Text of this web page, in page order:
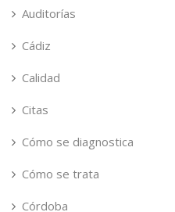
Auditorías
Cádiz
Calidad
Citas
Cómo se diagnostica
Cómo se trata
Córdoba